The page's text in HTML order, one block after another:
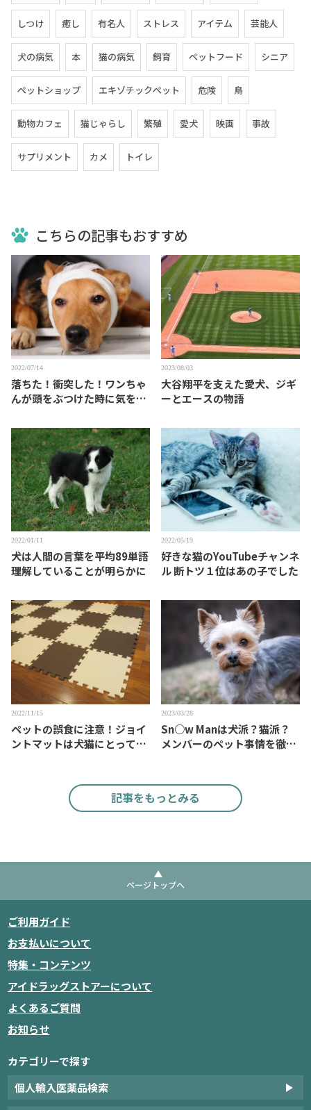
しつけ 癒し 有名人 ストレス アイテム 芸能人
犬の病気 本 猫の病気 飼育 ペットフード シニア
ペットショップ エキゾチックペット 危険 鳥
動物カフェ 猫じゃらし 繁殖 愛犬 映画 事故
サプリメント カメ トイレ
こちらの記事もおすすめ
2022/07/14
落ちた！衝突した！ワンちゃ
んが頭をぶつけた時に気をつ
2023/08/03
大谷翔平を支えた愛犬、ジギ
ーとエースの物語
2022/01/11
犬は人間の言葉を平均89単語
理解していることが明らかに
2022/05/19
好きな猫のYouTubeチャンネ
ル 断トツ１位はあの子でした
2022/11/15
ペットの誤食に注意！ジョイ
ントマットは犬猫にとって魅
2023/03/28
Sn○w Manは犬派？猫派？
メンバーのペット事情を徹底
記事をもっとみる
ページトップへ
ご利用ガイド
お支払いについて
特集・コンテンツ
アイドラッグストアーについて
よくあるご質問
お知らせ
カテゴリーで探す
個人輸入医薬品検索